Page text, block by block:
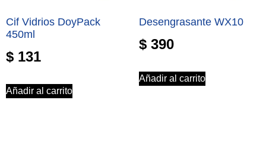
Cif Vidrios DoyPack
450ml
$ 131
Añadir al carrito
Desengrasante WX10
$ 390
Añadir al carrito